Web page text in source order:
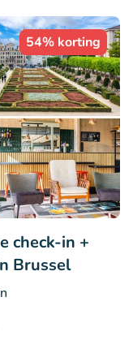
54% korting
check-in +
Brussel